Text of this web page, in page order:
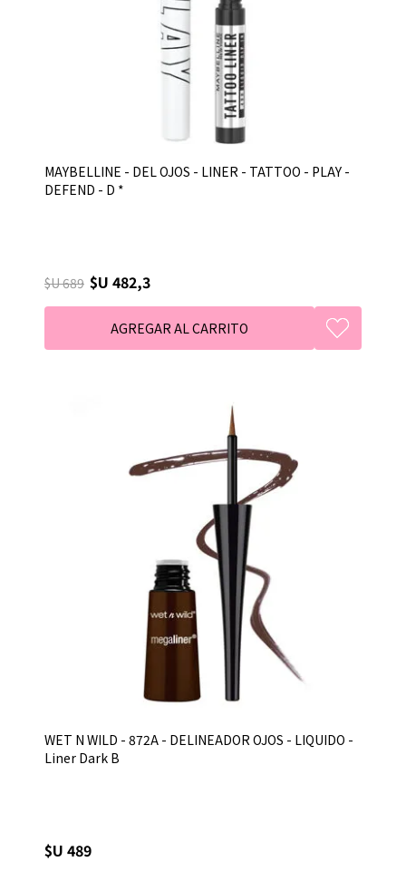
MAYBELLINE - DEL OJOS - LINER - TATTOO - PLAY -
DEFEND - D *
$U 689 $U 482,3
WET N WILD - 872A - DELINEADOR OJOS - LIQUIDO -
Liner Dark B
$U 489